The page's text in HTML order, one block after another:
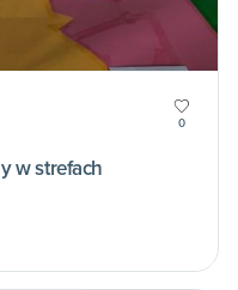
0
w strefach